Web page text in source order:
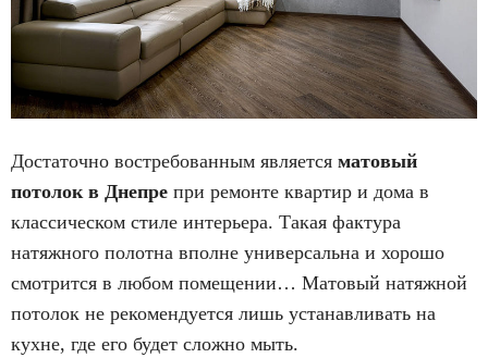
Достаточно востребованным является матовый
потолок в Днепре при ремонте квартир и дома в
классическом стиле интерьера. Такая фактура
натяжного полотна вполне универсальна и хорошо
смотрится в любом помещении… Матовый натяжной
потолок не рекомендуется лишь устанавливать на
кухне, где его будет сложно мыть.